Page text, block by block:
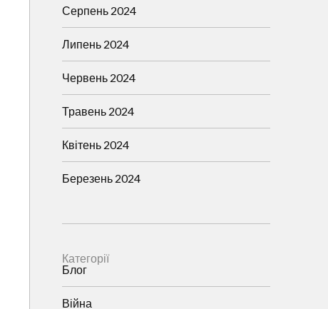
Серпень 2024
Липень 2024
Червень 2024
Травень 2024
Квітень 2024
Березень 2024
Категорії
Блог
Війна